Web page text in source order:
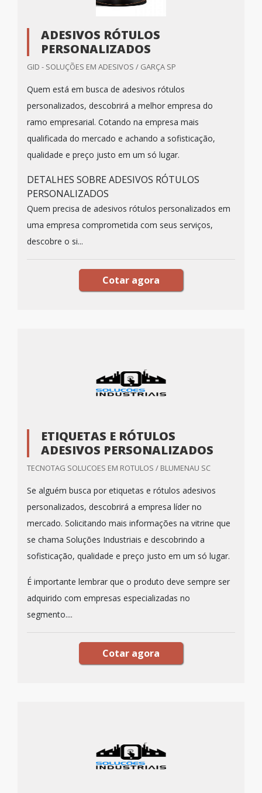
ADESIVOS RÓTULOS
PERSONALIZADOS
GID - SOLUÇÕES EM ADESIVOS / GARÇA SP
Quem está em busca de adesivos rótulos
personalizados, descobrirá a melhor empresa do
ramo empresarial. Cotando na empresa mais
qualificada do mercado e achando a sofisticação,
qualidade e preço justo em um só lugar.
DETALHES SOBRE ADESIVOS RÓTULOS
PERSONALIZADOS
Quem precisa de adesivos rótulos personalizados em
uma empresa comprometida com seus serviços,
descobre o si...
Cotar agora
ETIQUETAS E RÓTULOS
ADESIVOS PERSONALIZADOS
TECNOTAG SOLUCOES EM ROTULOS / BLUMENAU SC
Se alguém busca por etiquetas e rótulos adesivos
personalizados, descobrirá a empresa líder no
mercado. Solicitando mais informações na vitrine que
se chama Soluções Industriais e descobrindo a
sofisticação, qualidade e preço justo em um só lugar.
É importante lembrar que o produto deve sempre ser
adquirido com empresas especializadas no
segmento....
Cotar agora